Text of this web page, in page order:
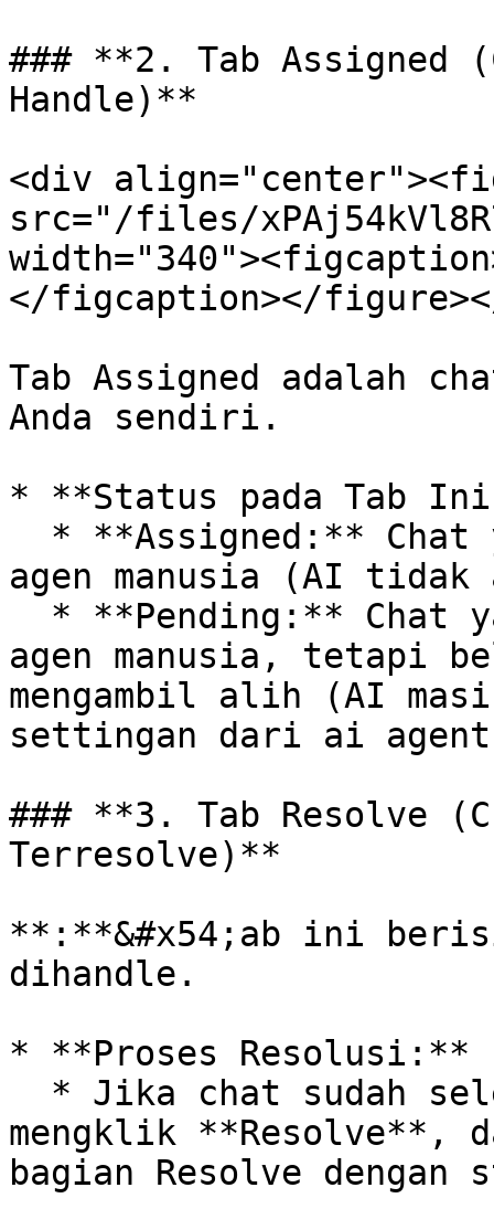
### **2. Tab Assigned
Handle)**
<div
src="/files/
</figcaption></
Tab Assigned adalah
Anda sendiri.
* **Status pada Tab
agen manusia (AI tidak
agen manusia, tetapi
mengambil alih (AI
settingan dari ai
### **3. Tab Resolve
Terresolve)**
**:**&#x54;ab ini
dihandle.
* **Proses Resolusi:**
mengklik **Resolve**,
bagian Resolve dengan